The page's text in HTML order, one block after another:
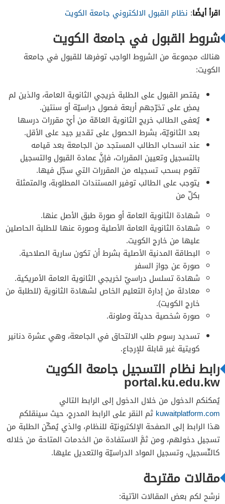
اقرأ أيضًا: نظام القبول الالكتروني جامعة الكويت
شروط القبول في جامعة الكويت
هنالك مجموعة من الشروط الواجب توفرها للقبول في جامعة
الكويت:
يقتصر القبول على الطلبة خريجي الثانوية العامة، والذين لم
يمضِ على تخرّجهم أربعة فصول دراسيّة أو سنتين.
يُعفى الطالب خريج الثانوية العامّة من أيّ مقررات درسها
بعد الثانويّة، بشرط الحصول على تقدير جيد على الأقل.
عند انسحاب الطالب المستجد من الجامعة بعد قيامه
بالتسجيل وتعيين المقررات، فإنَّ عمادة القبول والتسجيل
تقوم بسحب تسجيله من المقررات التي سجّل فيها.
يتوجب على الطالب توفير المستندات المطلوبة، والمتمثلة
بكلّ من
شهادة الثانوية العامة أو صورة طبق الأصل عنها.
شهادة الثانوية العامة الأصلية وصورة عنها للطلبة الحاصلين
عليها من خارج الكويت.
البطاقة المدنية الأصلية بشرط أن تكون سارية الصلاحية.
صورة عن جواز السفر
شهادة تسلسل دراسيّ لخريجي الثانوية العامة الأمريكية.
معادلة من إدارة التعليم الخاص لشهادة الثانوية (للطلبة من
خارج الكويت).
صورة شخصية حديثة وملونة.
تسديد رسوم طلب الالتحاق في الجامعة، وهي عشرة دنانير
كويتية غير قابلة للإرجاع.
رابط نظام التسجيل جامعة الكويت
portal.ku.edu.kw
يُمكنكم الدخول من خلال الدخول إلى الرابط التالي
kuwaitplatform.com ثم النقر على الرابط المدرج، حيث سينقلكم
هذا الرابط إلى الصفحة الإلكترونيّة للنظام، والذي يُمكّن الطلبة من
تسجيل دخولهم، ومن ثمَّ الاستفادة من الخدمات المتاحة من خلاله
كالتّسجيل، وتسجيل المواد الدراسيّة والتعديل عليها.
مقالات مقترحة
نرشح لكم بعض المقالات الآتية: